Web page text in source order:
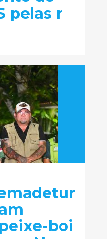
pelas r
boi